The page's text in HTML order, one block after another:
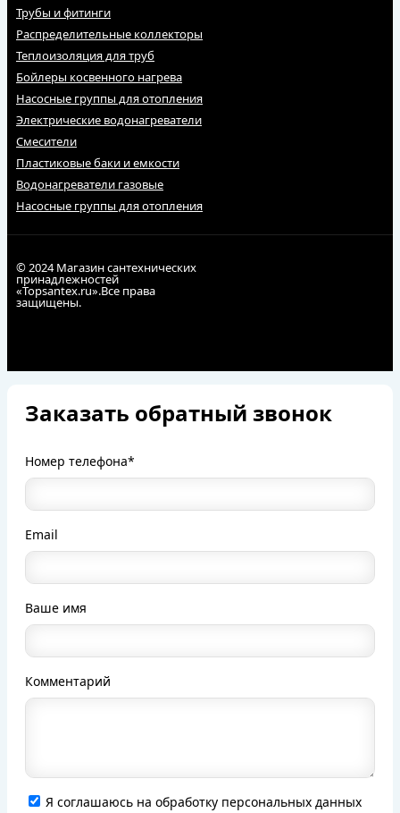
Трубы и фитинги
Распределительные коллекторы
Теплоизоляция для труб
Бойлеры косвенного нагрева
Насосные группы для отопления
Электрические водонагреватели
Смесители
Пластиковые баки и емкости
Водонагреватели газовые
Насосные группы для отопления
© 2024 Магазин сантехнических
принадлежностей
«Topsantex.ru».Все права
защищены.
Заказать обратный звонок
Номер телефона*
Email
Ваше имя
Комментарий
Я соглашаюсь на обработку персональных данных